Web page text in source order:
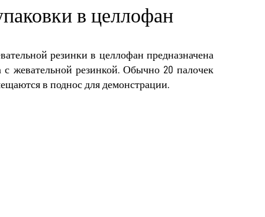
в целлофан
резинки в целлофан предназначена
с жевательной резинкой. Обычно 20 палочек
в поднос для демонстрации.